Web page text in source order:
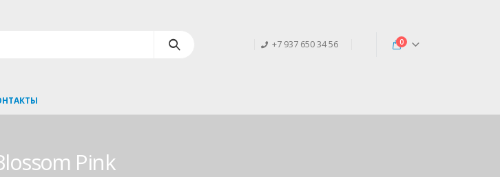
+7 937 650 34 56 0
Pink